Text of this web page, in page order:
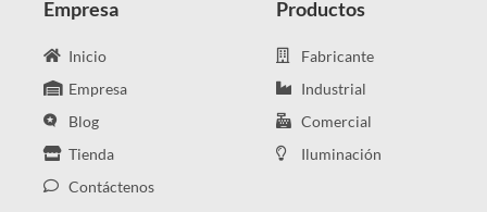
Empresa
Inicio
Empresa
Blog
Tienda
Contáctenos
Productos
Fabricante
Industrial
Comercial
Iluminación